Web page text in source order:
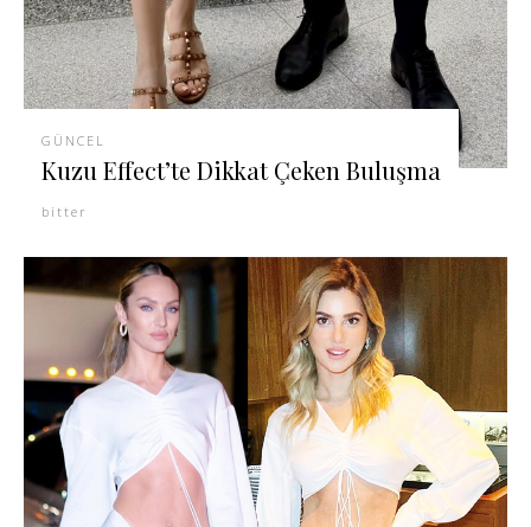
GÜNCEL
Kuzu Effect’te Dikkat Çeken Buluşma
bitter